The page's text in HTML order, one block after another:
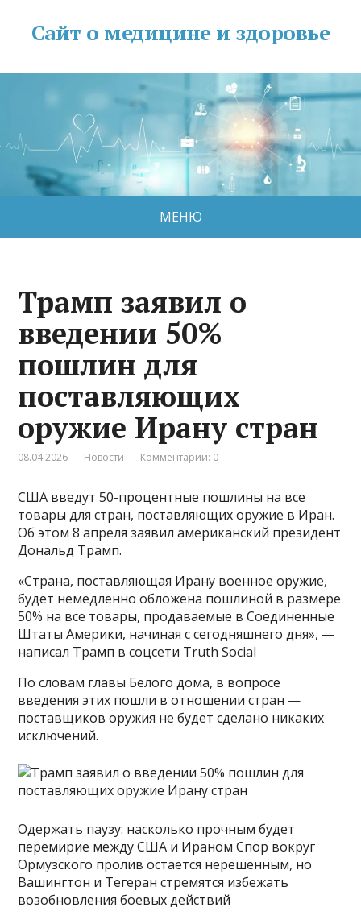
Сайт о медицине и здоровье
МЕНЮ
Трамп заявил о
введении 50%
пошлин для
поставляющих
оружие Ирану стран
08.04.2026 Новости Комментарии: 0
США введут 50-процентные пошлины на все
товары для стран, поставляющих оружие в Иран.
Об этом 8 апреля заявил американский президент
Дональд Трамп.
«Страна, поставляющая Ирану военное оружие,
будет немедленно обложена пошлиной в размере
50% на все товары, продаваемые в Соединенные
Штаты Америки, начиная с сегодняшнего дня», —
написал Трамп в соцсети Truth Social
По словам главы Белого дома, в вопросе
введения этих пошли в отношении стран —
поставщиков оружия не будет сделано никаких
исключений.
Одержать паузу: насколько прочным будет
перемирие между США и Ираном Спор вокруг
Ормузского пролив остается нерешенным, но
Вашингтон и Тегеран стремятся избежать
возобновления боевых действий